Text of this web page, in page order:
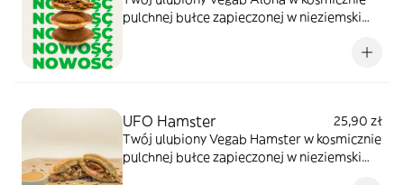
pulchnej bułce zapieczonej w nieziemski
UFO Hamster
25,90 zł
Twój ulubiony Vegab Hamster w kosmicznie
pulchnej bułce zapieczonej w nieziemski